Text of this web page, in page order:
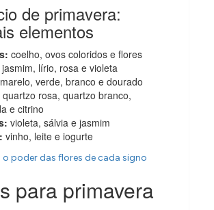
de primavera:
elementos
coelho, ovos coloridos e flores
jasmim, lírio, rosa e violeta
verde, branco e dourado
quartzo rosa, quartzo branco,
e citrino
violeta, sálvia e jasmim
vinho, leite e iogurte
o poder das flores de cada signo
para primavera